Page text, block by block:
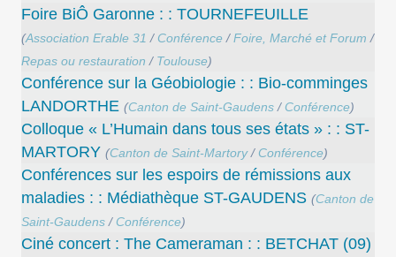
Foire BiÔ Garonne : : TOURNEFEUILLE
(Association Erable 31 / Conférence /Foire, Marché et Forum /
Repas ou restauration / Toulouse)
Conférence sur la Géobiologie : : Bio-comminges
LANDORTHE (Canton de Saint-Gaudens / Conférence)
Colloque « L’Humain dans tous ses états » : : ST-
MARTORY (Canton de Saint-Martory/ Conférence)
Conférences sur les espoirs de rémissions aux
maladies : : Médiathèque ST-GAUDENS (Canton de
Saint-Gaudens / Conférence)
Ciné concert : The Cameraman : : BETCHAT (09)